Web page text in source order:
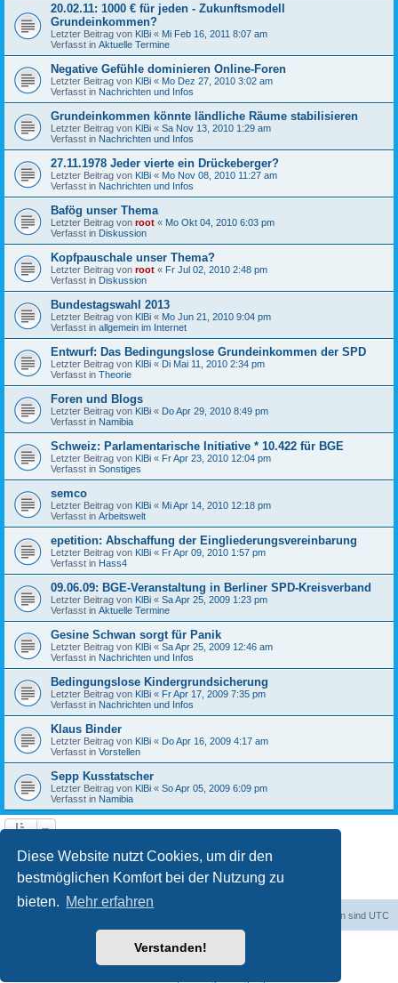
Diese Website nutzt Cookies, um dir den
bestmöglichen Komfort bei der Nutzung zu
bieten. Mehr erfahren
Verstanden!
20.02.11: 1000 € für jeden - Zukunftsmodell
Grundeinkommen?
Letzter Beitrag von KlBi « Mi Feb 16, 2011 8:07 am
Verfasst in Aktuelle Termine
Negative Gefühle dominieren Online-Foren
Letzter Beitrag von KlBi « Mo Dez 27, 2010 3:02 am
Verfasst in Nachrichten und Infos
Grundeinkommen könnte ländliche Räume stabilisieren
Letzter Beitrag von KlBi « Sa Nov 13, 2010 1:29 am
Verfasst in Nachrichten und Infos
27.11.1978 Jeder vierte ein Drückeberger?
Letzter Beitrag von KlBi « Mo Nov 08, 2010 11:27 am
Verfasst in Nachrichten und Infos
Bafög unser Thema
Letzter Beitrag von root « Mo Okt 04, 2010 6:03 pm
Verfasst in Diskussion
Kopfpauschale unser Thema?
Letzter Beitrag von root « Fr Jul 02, 2010 2:48 pm
Verfasst in Diskussion
Bundestagswahl 2013
Letzter Beitrag von KlBi « Mo Jun 21, 2010 9:04 pm
Verfasst in allgemein im Internet
Entwurf: Das Bedingungslose Grundeinkommen der SPD
Letzter Beitrag von KlBi « Di Mai 11, 2010 2:34 pm
Verfasst in Theorie
Foren und Blogs
Letzter Beitrag von KlBi « Do Apr 29, 2010 8:49 pm
Verfasst in Namibia
Schweiz: Parlamentarische Initiative * 10.422 für BGE
Letzter Beitrag von KlBi « Fr Apr 23, 2010 12:04 pm
Verfasst in Sonstiges
semco
Letzter Beitrag von KlBi « Mi Apr 14, 2010 12:18 pm
Verfasst in Arbeitswelt
epetition: Abschaffung der Eingliederungsvereinbarung
Letzter Beitrag von KlBi « Fr Apr 09, 2010 1:57 pm
Verfasst in Hass4
09.06.09: BGE-Veranstaltung in Berliner SPD-Kreisverband
Letzter Beitrag von KlBi « Sa Apr 25, 2009 1:23 pm
Verfasst in Aktuelle Termine
Gesine Schwan sorgt für Panik
Letzter Beitrag von KlBi « Sa Apr 25, 2009 12:46 am
Verfasst in Nachrichten und Infos
Bedingungslose Kindergrundsicherung
Letzter Beitrag von KlBi « Fr Apr 17, 2009 7:35 pm
Verfasst in Nachrichten und Infos
Klaus Binder
Letzter Beitrag von KlBi « Do Apr 16, 2009 4:17 am
Verfasst in Vorstellen
Sepp Kusstatscher
Letzter Beitrag von KlBi « So Apr 05, 2009 6:09 pm
Verfasst in Namibia
Die Suche ergab 103 Treffer 1 2 3
Alle Zeiten sind UTC
Powered byphpBB® Forum Software © phpBB Limited
phpBB.de